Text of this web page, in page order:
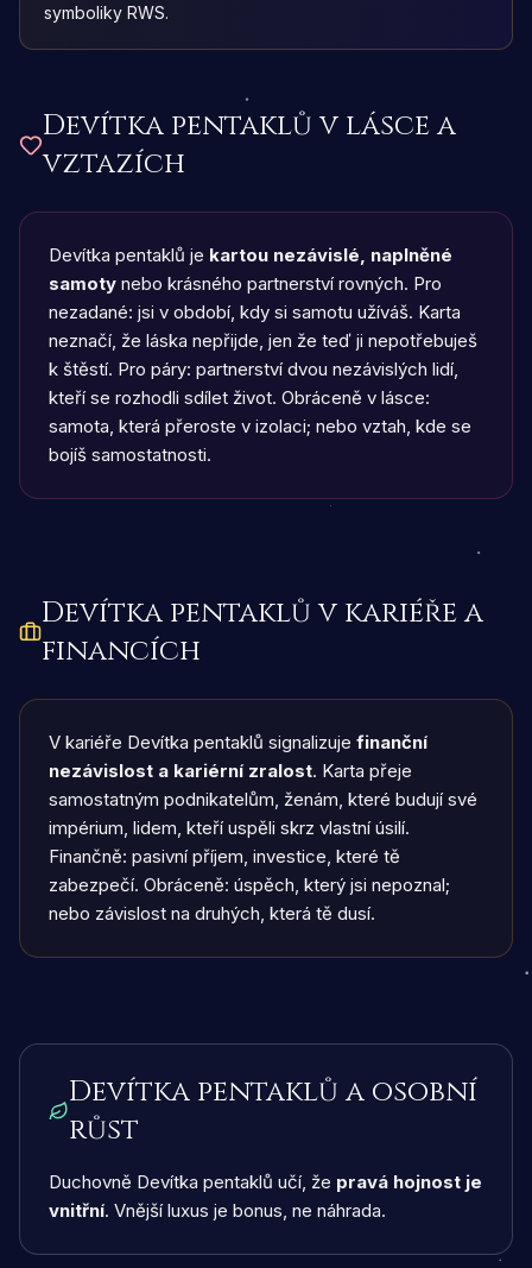
symboliky RWS.
Devítka pentaklů v lásce a
vztazích
Devítka pentaklů je kartou nezávislé, naplněné
samoty nebo krásného partnerství rovných. Pro
nezadané: jsi v období, kdy si samotu užíváš. Karta
neznačí, že láska nepřijde, jen že teď ji nepotřebuješ
k štěstí. Pro páry: partnerství dvou nezávislých lidí,
kteří se rozhodli sdílet život. Obráceně v lásce:
samota, která přeroste v izolaci; nebo vztah, kde se
bojíš samostatnosti.
Devítka pentaklů v kariéře a
financích
V kariéře Devítka pentaklů signalizuje finanční
nezávislost a kariérní zralost. Karta přeje
samostatným podnikatelům, ženám, které budují své
impérium, lidem, kteří uspěli skrz vlastní úsilí.
Finančně: pasivní příjem, investice, které tě
zabezpečí. Obráceně: úspěch, který jsi nepoznal;
nebo závislost na druhých, která tě dusí.
Devítka pentaklů a osobní
růst
Duchovně Devítka pentaklů učí, že pravá hojnost je
vnitřní. Vnější luxus je bonus, ne náhrada.